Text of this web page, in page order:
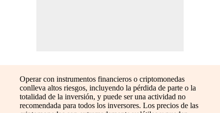
Operar con instrumentos financieros o criptomonedas
conlleva altos riesgos, incluyendo la pérdida de parte o la
totalidad de la inversión, y puede ser una actividad no
recomendada para todos los inversores. Los precios de las